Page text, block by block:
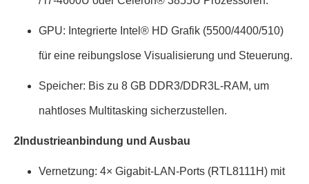
GPU: Integrierte Intel® HD Grafik (5500/4400/510)
für eine reibungslose Visualisierung und Steuerung.
Speicher: Bis zu 8 GB DDR3/DDR3L-RAM, um
nahtloses Multitasking sicherzustellen.
2Industrieanbindung und Ausbau
Vernetzung: 4× Gigabit-LAN-Ports (RTL8111H) mit